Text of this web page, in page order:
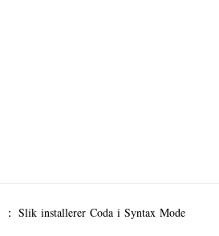
Slik installerer Coda i Syntax Mode